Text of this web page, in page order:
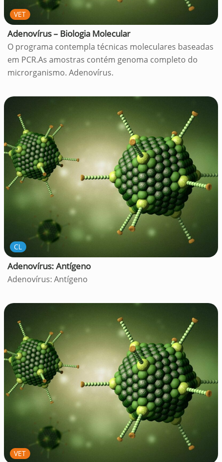
VET
Adenovírus – Biologia Molecular
O programa contempla técnicas moleculares baseadas
em PCR.As amostras contém genoma completo do
microrganismo. Adenovírus.
CL
Adenovírus: Antígeno
Adenovírus: Antígeno
VET